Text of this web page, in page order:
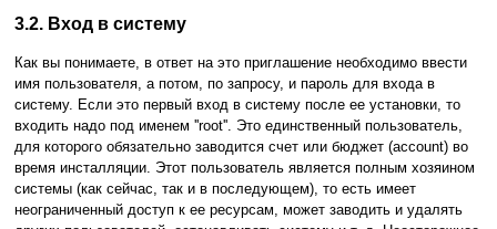
3.2. Вход в систему
Как вы понимаете, в ответ на это приглашение необходимо ввести
имя пользователя, а потом, по запросу, и пароль для входа в
систему. Если это первый вход в систему после ее установки, то
входить надо под именем ''root''. Это единственный пользователь,
для которого обязательно заводится счет или бюджет (account) во
время инсталляции. Этот пользователь является полным хозяином
системы (как сейчас, так и в последующем), то есть имеет
неограниченный доступ к ее ресурсам, может заводить и удалять